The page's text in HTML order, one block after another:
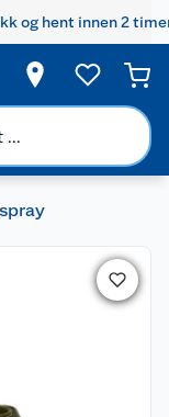
og hent innen 2